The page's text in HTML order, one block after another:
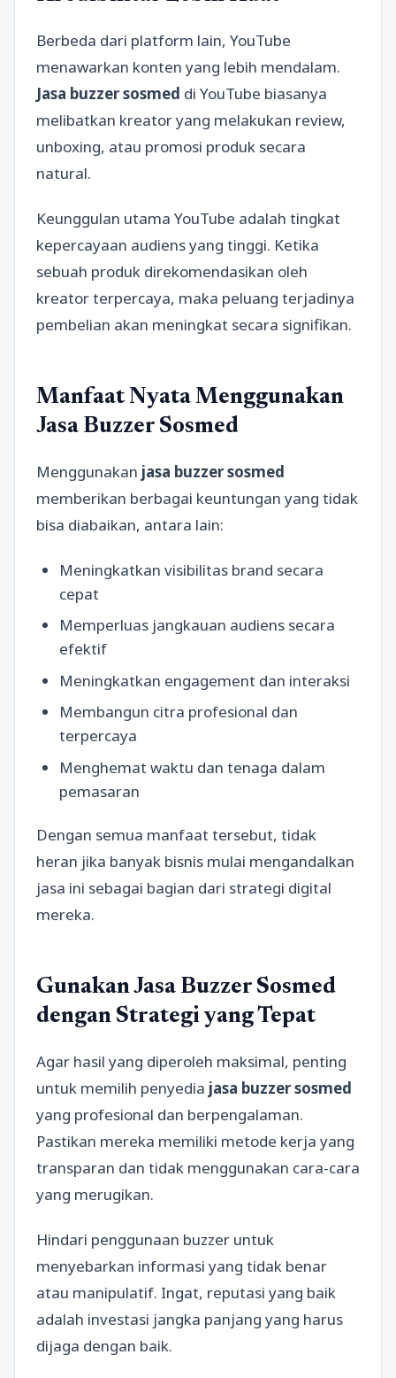
Berbeda dari platform lain, YouTube
menawarkan konten yang lebih mendalam.
Jasa buzzer sosmed di YouTube biasanya
melibatkan kreator yang melakukan review,
unboxing, atau promosi produk secara
natural.
Keunggulan utama YouTube adalah tingkat
kepercayaan audiens yang tinggi. Ketika
sebuah produk direkomendasikan oleh
kreator terpercaya, maka peluang terjadinya
pembelian akan meningkat secara signifikan.
Manfaat Nyata Menggunakan
Jasa Buzzer Sosmed
Menggunakan jasa buzzer sosmed
memberikan berbagai keuntungan yang tidak
bisa diabaikan, antara lain:
Meningkatkan visibilitas brand secara
cepat
Memperluas jangkauan audiens secara
efektif
Meningkatkan engagement dan interaksi
Membangun citra profesional dan
terpercaya
Menghemat waktu dan tenaga dalam
pemasaran
Dengan semua manfaat tersebut, tidak
heran jika banyak bisnis mulai mengandalkan
jasa ini sebagai bagian dari strategi digital
mereka.
Gunakan Jasa Buzzer Sosmed
dengan Strategi yang Tepat
Agar hasil yang diperoleh maksimal, penting
untuk memilih penyedia jasa buzzer sosmed
yang profesional dan berpengalaman.
Pastikan mereka memiliki metode kerja yang
transparan dan tidak menggunakan cara-cara
yang merugikan.
Hindari penggunaan buzzer untuk
menyebarkan informasi yang tidak benar
atau manipulatif. Ingat, reputasi yang baik
adalah investasi jangka panjang yang harus
dijaga dengan baik.